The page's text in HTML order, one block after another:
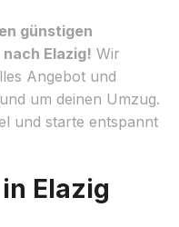
günstigen
Elazig! Wir
Angebot und
um deinen Umzug.
und starte entspannt
Elazig